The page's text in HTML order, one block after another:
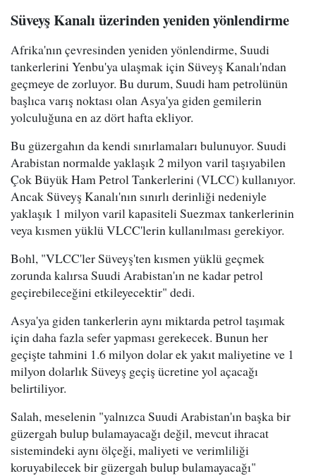
Süveyş Kanalı üzerinden yeniden yönlendirme
Afrika'nın çevresinden yeniden yönlendirme, Suudi
tankerlerini Yenbu'ya ulaşmak için Süveyş Kanalı'ndan
geçmeye de zorluyor. Bu durum, Suudi ham petrolünün
başlıca varış noktası olan Asya'ya giden gemilerin
yolculuğuna en az dört hafta ekliyor.
Bu güzergahın da kendi sınırlamaları bulunuyor. Suudi
Arabistan normalde yaklaşık 2 milyon varil taşıyabilen
Çok Büyük Ham Petrol Tankerlerini (VLCC) kullanıyor.
Ancak Süveyş Kanalı'nın sınırlı derinliği nedeniyle
yaklaşık 1 milyon varil kapasiteli Suezmax tankerlerinin
veya kısmen yüklü VLCC'lerin kullanılması gerekiyor.
Bohl, "VLCC'ler Süveyş'ten kısmen yüklü geçmek
zorunda kalırsa Suudi Arabistan'ın ne kadar petrol
geçirebileceğini etkileyecektir" dedi.
Asya'ya giden tankerlerin aynı miktarda petrol taşımak
için daha fazla sefer yapması gerekecek. Bunun her
geçişte tahmini 1.6 milyon dolar ek yakıt maliyetine ve 1
milyon dolarlık Süveyş geçiş ücretine yol açacağı
belirtiliyor.
Salah, meselenin "yalnızca Suudi Arabistan'ın başka bir
güzergah bulup bulamayacağı değil, mevcut ihracat
sistemindeki aynı ölçeği, maliyeti ve verimliliği
koruyabilecek bir güzergah bulup bulamayacağı"